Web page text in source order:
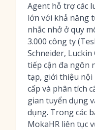
Agent hỗ trợ các
lớn với khả năng
nhắc nhở ở quy
3.000 công ty
Schneider,
tiếp cận đa ngôn
tạp, giới thiệu nội
cấp và phân tích
gian tuyển dụng
dụng. Trong các
MokaHR liên tục